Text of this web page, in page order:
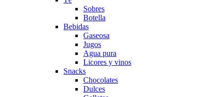
Sobres
Botella
Bebidas
Gaseosa
Jugos
Agua pura
Licores y vinos
Snacks
Chocolates
Dulces